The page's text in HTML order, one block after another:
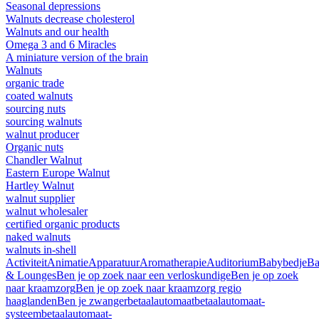
Seasonal depressions
Walnuts decrease cholesterol
Walnuts and our health
Omega 3 and 6 Miracles
A miniature version of the brain
Walnuts
organic trade
coated walnuts
sourcing nuts
sourcing walnuts
walnut producer
Organic nuts
Chandler Walnut
Eastern Europe Walnut
Hartley Walnut
walnut supplier
walnut wholesaler
certified organic products
naked walnuts
walnuts in-shell
ActiviteitAnimatieApparatuurAromatherapieAuditoriumBabybedje
& LoungesBen je op zoek naar een verloskundigeBen je op zoek
naar kraamzorgBen je op zoek naar kraamzorg regio
haaglandenBen je zwangerbetaalautomaatbetaalautomaat-
systeembetaalautomaat-